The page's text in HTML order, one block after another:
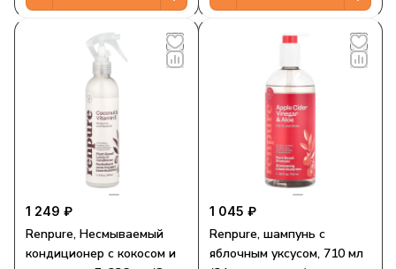
1 249 ₽
Renpure, Несмываемый
кондиционер с кокосом и
1 045 ₽
Renpure, шампунь с
яблочным уксусом, 710 мл